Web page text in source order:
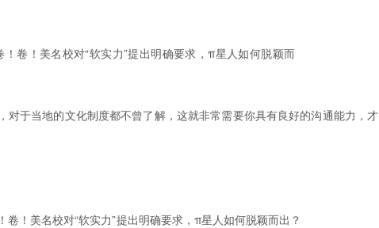
对于当地的文化制度都不曾了解，这就非常需要你具有良好的沟通能力，才